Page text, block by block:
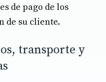
de pago de los
de su cliente.
transporte y